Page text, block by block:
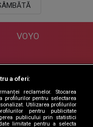
VOYO
Contact
a oferi:
reclamelor. Stocarea
profilurilor pentru selectarea
Utilizarea profilurilor
pentru publicitate
publicului prin statistici
limitate pentru a selecta